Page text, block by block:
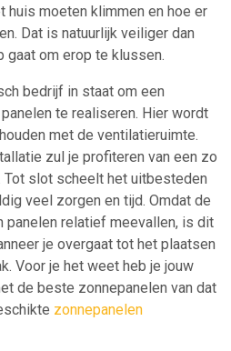
huis moeten klimmen en hoe er
Dat is natuurlijk veiliger dan
gaat om erop te klussen.
bedrijf in staat om een
te realiseren. Hier wordt
met de ventilatieruimte.
zul je profiteren van een zo
Tot slot scheelt het uitbesteden
veel zorgen en tijd. Omdat de
panelen relatief meevallen, is dit
je overgaat tot het plaatsen
Voor je het weet heb je jouw
de beste zonnepanelen van dat
zonnepanelen